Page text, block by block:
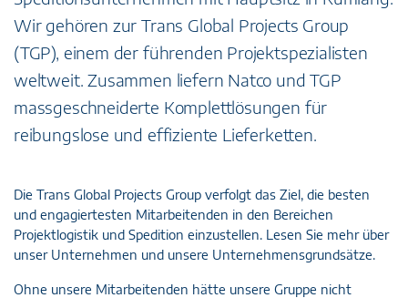
Wir gehören zur Trans Global Projects Group
(TGP), einem der führenden Projektspezialisten
weltweit. Zusammen liefern Natco und TGP
massgeschneiderte Komplettlösungen für
reibungslose und effiziente Lieferketten.
Die Trans Global Projects Group verfolgt das Ziel, die besten
und engagiertesten Mitarbeitenden in den Bereichen
Projektlogistik und Spedition einzustellen. Lesen Sie mehr über
unser Unternehmen und unsere Unternehmensgrundsätze.
Ohne unsere Mitarbeitenden hätte unsere Gruppe nicht